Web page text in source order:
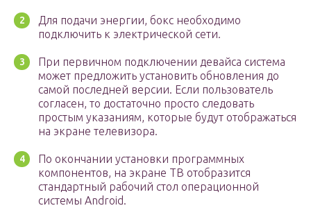
Для подачи энергии, бокс необходимо
подключить к электрической сети.
При первичном подключении девайса система
может предложить установить обновления до
самой последней версии. Если пользователь
согласен, то достаточно просто следовать
простым указаниям, которые будут отображаться
на экране телевизора.
По окончании установки программных
компонентов, на экране ТВ отобразится
стандартный рабочий стол операционной
системы Android.